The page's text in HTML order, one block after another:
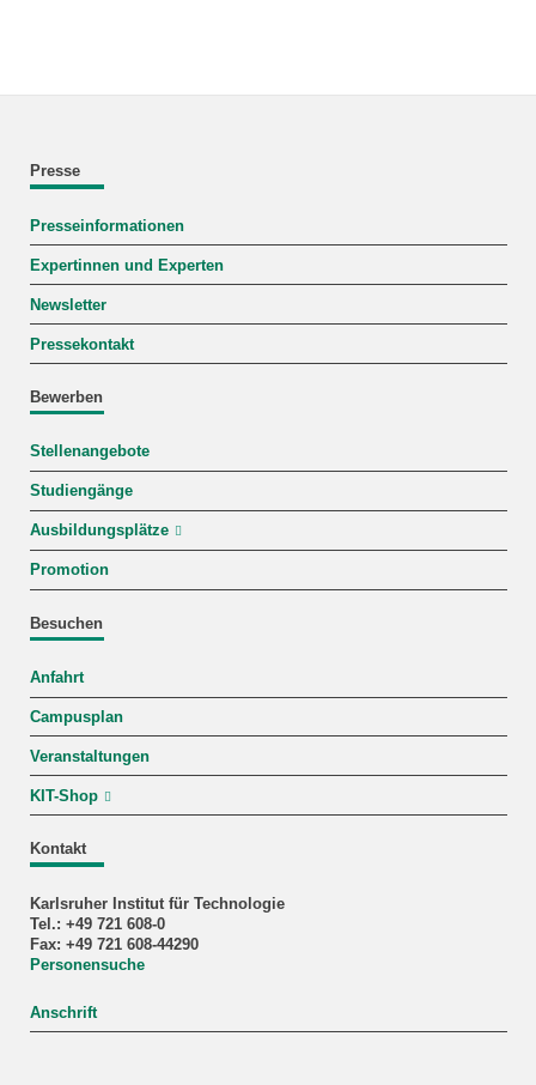
Presse
Presseinformationen
Expertinnen und Experten
Newsletter
Pressekontakt
Bewerben
Stellenangebote
Studiengänge
Ausbildungsplätze
Promotion
Besuchen
Anfahrt
Campusplan
Veranstaltungen
KIT-Shop
Kontakt
Karlsruher Institut für Technologie
Tel.: +49 721 608-0
Fax: +49 721 608-44290
Personensuche
Anschrift